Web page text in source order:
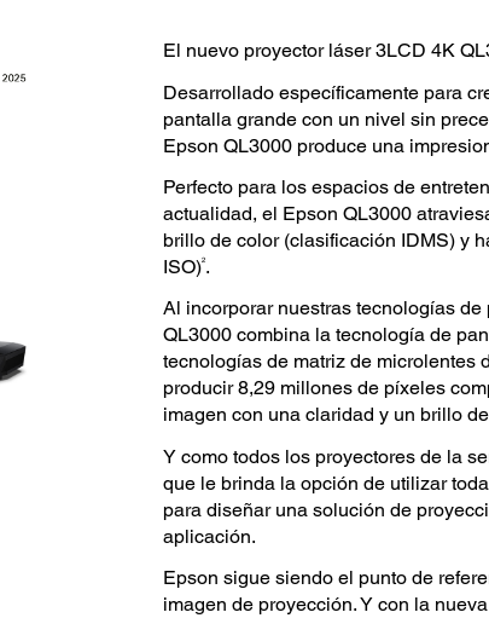
El nuevo proyector láser 3LCD 4K
Desarrollado específicamente para
pantalla grande con un nivel sin
Epson QL3000 produce una
Perfecto para los espacios de
actualidad, el Epson QL3000
brillo de color (clasificación IDMS) y
ISO)2.
Al incorporar nuestras tecnologías
QL3000 combina la tecnología de
tecnologías de matriz de microlentes
producir 8,29 millones de píxeles
imagen con una claridad y un brillo
Y como todos los proyectores de la
que le brinda la opción de utilizar
para diseñar una solución de
aplicación.
Epson sigue siendo el punto de
imagen de proyección. Y con la